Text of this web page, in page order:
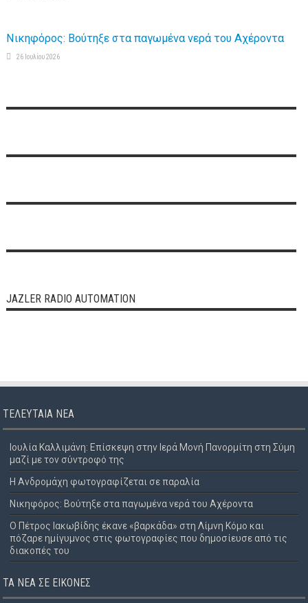
Νικηφόρος: Βούτηξε στα παγωμένα νερά του Αχέροντα
26 Ιουλίου 2026
JAZLER RADIO AUTOMATION
ΤΕΛΕΥΤΑΊΑ ΝΈΑ
Ιουλία Καλλιμάνη: Επίσκεψη στην Ιερά Μονή Πανορμίτη στη Σύμη
μαζί με τον σύντροφό της
Η Ανδρομάχη φωτογραφίζεται σε παραλία
Νικηφόρος: Βούτηξε στα παγωμένα νερά του Αχέροντα
Ο Πέτρος Ιακωβίδης έκανε «βαρκάδα» στη Λίμνη Κόμο και
πόζαρε ημίγυμνος στις φωτογραφίες που δημοσίευσε από τις
διακοπές του
ΤΑ ΝΈΑ ΣΕ ΕΙΚΌΝΕΣ